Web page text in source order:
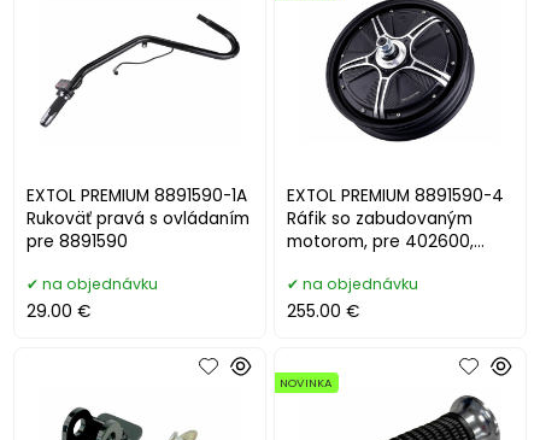
EXTOL PREMIUM 8891590-1A
Rukoväť pravá s ovládaním
pre 8891590
na objednávku
29.00 €
EXTOL PREMIUM 8891590-4
Ráfik so zabudovaným
motorom, pre 402600,
na objednávku
255.00 €
NOVINKA